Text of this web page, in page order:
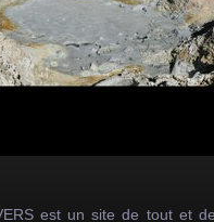
est un site de tout et